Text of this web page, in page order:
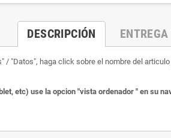
DESCRIPCIÓN
/ "Datos", haga click sobre el nombre del
etc) use la opcion "vista ordenador " en su